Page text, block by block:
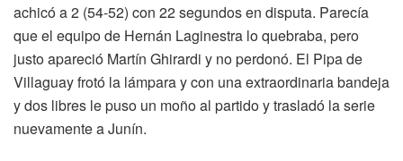
achicó a 2 (54-52) con 22 segundos en disputa. Parecía
que el equipo de Hernán Laginestra lo quebraba, pero
justo apareció Martín Ghirardi y no perdonó. El Pipa de
Villaguay frotó la lámpara y con una extraordinaria bandeja
y dos libres le puso un moño al partido y trasladó la serie
nuevamente a Junín.